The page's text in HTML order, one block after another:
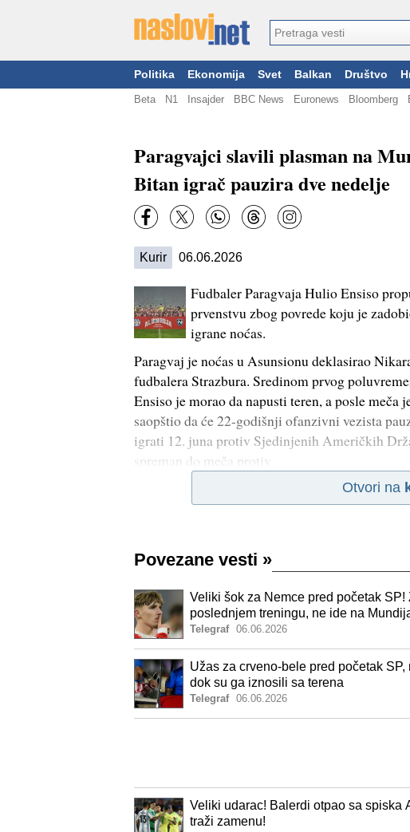
Politika Ekonomija Svet Balkan Društvo
Beta N1 Insajder BBC News Euronews Bloomberg
Paragvajci slavili plasman na
Bitan igrač pauzira dve nedelje
Kurir 06.06.2026
Fudbaler Paragvaja Hulio Ensiso
prvenstvu zbog povrede koju je
igrane noćas.
Paragvaj je noćas u Asunsionu deklasirao
fudbalera Strazbura. Sredinom prvog
Ensiso je morao da napusti teren, a posle
saopštio da će 22-godišnji ofanzivni vezista
igrati 12. juna protiv Sjedinjenih Američkih
spreman do meča protiv
Otvori na
Povezane vesti »
Veliki šok za Nemce pred početak
poslednjem treningu, ne ide na
Telegraf 06.06.2026
Užas za crveno-bele pred početak
dok su ga iznosili sa terena
Telegraf 06.06.2026
Veliki udarac! Balerdi otpao sa spiska
traži zamenu!